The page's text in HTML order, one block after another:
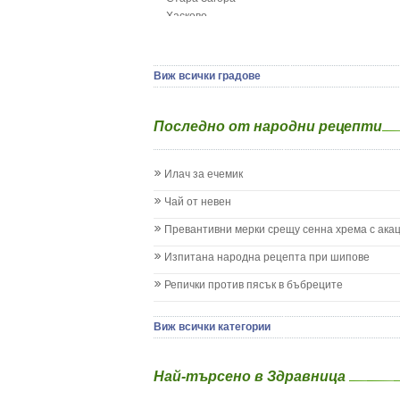
Гърч
Детски диабет
Жълтеница
Запек на бебето и детето
Кашлица при бебето и детето
Колики
Менингит
Млечница
Нощно напикаване - енуреза
Плач
Хасково
Виж всички градове
Последно от народни рецепти
Илач за ечемик
Чай от невен
Превантивни мерки срещу сенна хрема с
Изпитана народна рецепта при шипове
Репички против пясък в бъбреците
Виж всички категории
Най-търсено в Здравница